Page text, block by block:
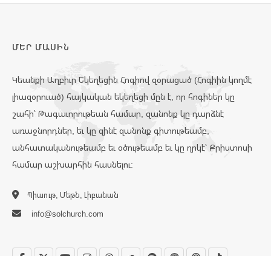
ՄԵՐ ՄԱՍԻՆ
Կեանքի Աղբիւր Եկեղեցին Հոգիով զօրացած (Հոգիին կողմէ
լիազօրուած) հայկական եկեղեցի մըն է, որ հոգիներ կը
շահի՝ Թագաւորութեան համար, զանոնք կը դարձնէ
առաջնորդներ, եւ կը զինէ զանոնք գիտութեամբ,
անհատականութեամբ եւ օծութեամբ եւ կը ղրկէ՝ Քրիստոսի
համար աշխարհին հասնելու:
Պիաութ, Մեթն, Լիբանան
info@solchurch.com